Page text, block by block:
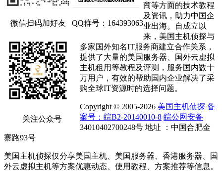
微信扫码加好友 QQ群号：164393063
关注公众号
商等方面的技术教程
及资讯，助力中国企
业出海。自成立以
来，美国主机侦探与
多家国外知名IT服务商建立合作关系，
提供了大量的美国服务器、国外云虚拟
主机租用等教程及评测，服务国内数十
万用户，有效的帮助国内企业解决了采
购全球IT资源时的选择问题。
Copyright © 2005-2026 美国主机侦探 备
案号：皖B2-20140010-8 皖公网安备
34010402700248号 地址 ：中国合肥金
寨路93号
美国主机侦探仅分享美国主机、美国服务器、香港服务器、国
外云虚拟主机等方案优惠动态、使用教程、方案推荐等信息。